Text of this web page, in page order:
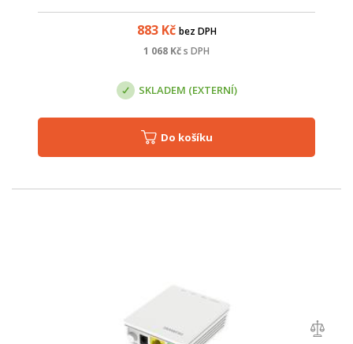
883Kč bez DPH
1 068 Kčs DPH
SKLADEM (EXTERNÍ)
Do košíku